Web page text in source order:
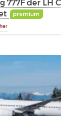
777F der LH
premium